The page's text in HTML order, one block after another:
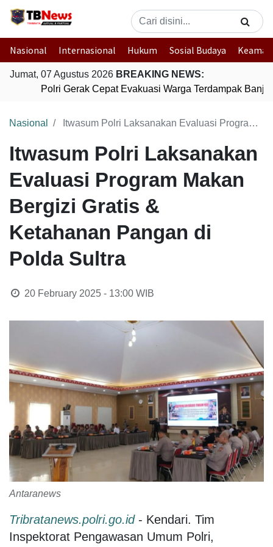
Nasional Internasional Hukum Sosial Budaya
Jumat, 07 Agustus 2026 BREAKING NEWS:
Polri Gerak Cepat Evakuasi Warga Terdampak Banjir
Nasional Itwasum Polri Laksanakan Evaluasi Program Makan Bergizi Gratis & Ketahanan Pangan di Polda Sultra
Itwasum Polri Laksanakan
Evaluasi Program Makan
Bergizi Gratis &
Ketahanan Pangan di
Polda Sultra
20 February 2025 - 13:00WIB
Antaranews
Tribratanews.polri.go.id - Kendari. Tim
Inspektorat Pengawasan Umum Polri,